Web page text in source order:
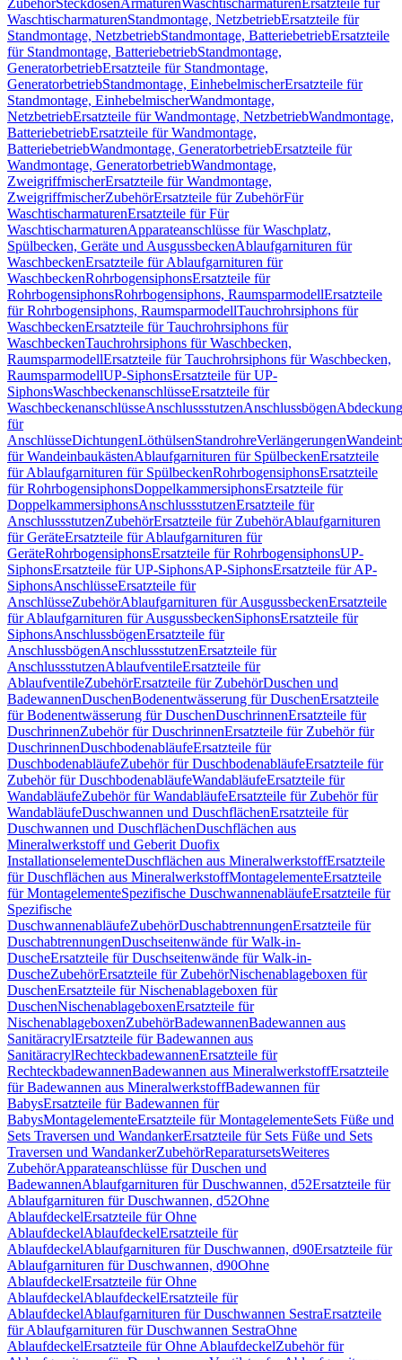
ZubehörSteckdosenArmaturenWaschtischarmaturen Ersatzteile für
WaschtischarmaturenStandmontage, NetzbetriebErsatzteile für
Standmontage, NetzbetriebStandmontage, BatteriebetriebErsatzteile
für Standmontage, BatteriebetriebStandmontage,
GeneratorbetriebErsatzteile für Standmontage,
GeneratorbetriebStandmontage, EinhebelmischerErsatzteile für
Standmontage, EinhebelmischerWandmontage,
NetzbetriebErsatzteile für Wandmontage, NetzbetriebWandmontage,
BatteriebetriebErsatzteile für Wandmontage,
BatteriebetriebWandmontage, GeneratorbetriebErsatzteile für
Wandmontage, GeneratorbetriebWandmontage,
ZweigriffmischerErsatzteile für Wandmontage,
ZweigriffmischerZubehörErsatzteile für ZubehörFür
WaschtischarmaturenErsatzteile für Für
WaschtischarmaturenApparateanschlüsse für Waschplatz,
Spülbecken, Geräte und AusgussbeckenAblaufgarnituren für
WaschbeckenErsatzteile für Ablaufgarnituren für
WaschbeckenRohrbogensiphonsErsatzteile für
RohrbogensiphonsRohrbogensiphons, RaumsparmodellErsatzteile
für Rohrbogensiphons, RaumsparmodellTauchrohrsiphons für
WaschbeckenErsatzteile für Tauchrohrsiphons für
WaschbeckenTauchrohrsiphons für Waschbecken,
RaumsparmodellErsatzteile für Tauchrohrsiphons für Waschbecken,
RaumsparmodellUP-SiphonsErsatzteile für UP-
SiphonsWaschbeckenanschlüsseErsatzteile für
WaschbeckenanschlüsseAnschlussstutzenAnschlussbögen
für
AnschlüsseDichtungenLöthülsenStandrohreVerlängerungen
für WandeinbaukästenAblaufgarnituren für SpülbeckenErsatzteile
für Ablaufgarnituren für SpülbeckenRohrbogensiphonsErsatzteile
für RohrbogensiphonsDoppelkammersiphonsErsatzteile für
DoppelkammersiphonsAnschlussstutzenErsatzteile für
AnschlussstutzenZubehörErsatzteile für ZubehörAblaufgarnituren
für GeräteErsatzteile für Ablaufgarnituren für
GeräteRohrbogensiphonsErsatzteile für RohrbogensiphonsUP-
SiphonsErsatzteile für UP-SiphonsAP-SiphonsErsatzteile für AP-
SiphonsAnschlüsseErsatzteile für
AnschlüsseZubehörAblaufgarnituren für AusgussbeckenErsatzteile
für Ablaufgarnituren für AusgussbeckenSiphonsErsatzteile für
SiphonsAnschlussbögenErsatzteile für
AnschlussbögenAnschlussstutzenErsatzteile für
AnschlussstutzenAblaufventileErsatzteile für
AblaufventileZubehörErsatzteile für ZubehörDuschen und
BadewannenDuschenBodenentwässerung für DuschenErsatzteile
für Bodenentwässerung für DuschenDuschrinnenErsatzteile für
DuschrinnenZubehör für DuschrinnenErsatzteile für Zubehör für
DuschrinnenDuschbodenabläufeErsatzteile für
DuschbodenabläufeZubehör für DuschbodenabläufeErsatzteile für
Zubehör für DuschbodenabläufeWandabläufeErsatzteile für
WandabläufeZubehör für WandabläufeErsatzteile für Zubehör für
WandabläufeDuschwannen und DuschflächenErsatzteile für
Duschwannen und DuschflächenDuschflächen aus
Mineralwerkstoff und Geberit Duofix
InstallationselementeDuschflächen aus MineralwerkstoffErsatzteile
für Duschflächen aus MineralwerkstoffMontagelementeErsatzteile
für MontagelementeSpezifische DuschwannenabläufeErsatzteile für
Spezifische
DuschwannenabläufeZubehörDuschabtrennungenErsatzteile für
DuschabtrennungenDuschseitenwände für Walk-in-
DuscheErsatzteile für Duschseitenwände für Walk-in-
DuscheZubehörErsatzteile für ZubehörNischenablageboxen für
DuschenErsatzteile für Nischenablageboxen für
DuschenNischenablageboxenErsatzteile für
NischenablageboxenZubehörBadewannenBadewannen aus
SanitäracrylErsatzteile für Badewannen aus
SanitäracrylRechteckbadewannenErsatzteile für
RechteckbadewannenBadewannen aus MineralwerkstoffErsatzteile
für Badewannen aus MineralwerkstoffBadewannen für
BabysErsatzteile für Badewannen für
BabysMontagelementeErsatzteile für MontagelementeSets Füße und
Sets Traversen und WandankerErsatzteile für Sets Füße und Sets
Traversen und WandankerZubehörReparatursetsWeiteres
ZubehörApparateanschlüsse für Duschen und
BadewannenAblaufgarnituren für Duschwannen, d52Ersatzteile für
Ablaufgarnituren für Duschwannen, d52Ohne
AblaufdeckelErsatzteile für Ohne
AblaufdeckelAblaufdeckelErsatzteile für
AblaufdeckelAblaufgarnituren für Duschwannen, d90Ersatzteile für
Ablaufgarnituren für Duschwannen, d90Ohne
AblaufdeckelErsatzteile für Ohne
AblaufdeckelAblaufdeckelErsatzteile für
AblaufdeckelAblaufgarnituren für Duschwannen SestraErsatzteile
für Ablaufgarnituren für Duschwannen SestraOhne
AblaufdeckelErsatzteile für Ohne AblaufdeckelZubehör für